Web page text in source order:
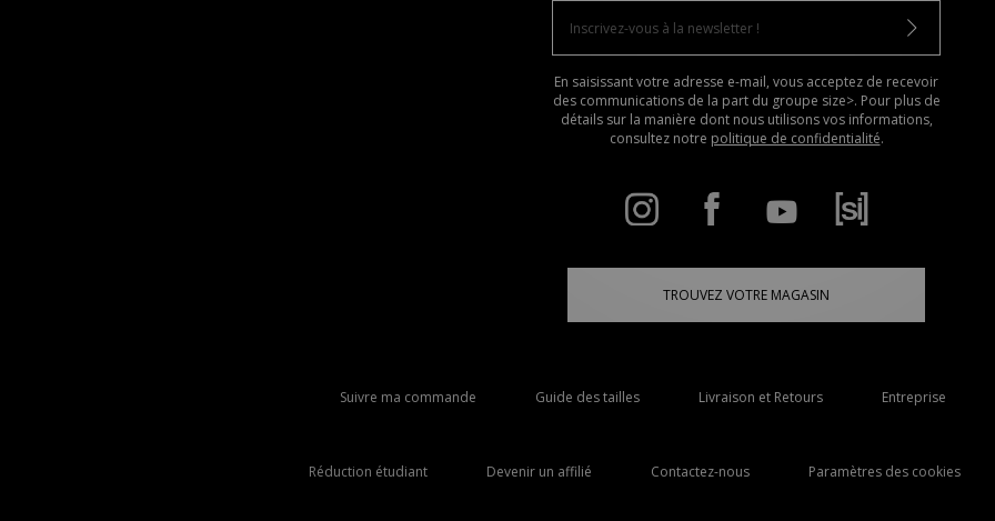
En saisissant votre adresse e-mail, vous acceptez de recevoir
des communications de la part du groupe size>. Pour plus de
détails sur la manière dont nous utilisons vos informations,
consultez notre politique de confidentialité.
TROUVEZ VOTRE MAGASIN
Suivre ma commande Guide des tailles Livraison et Retours Entreprise
Réduction étudiant Devenir un affilié Contactez-nous Paramètres des cookies